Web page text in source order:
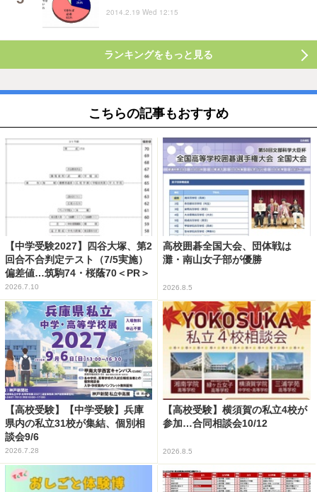
2014.2.19 Wed 12:15
ランキングをもっと見る
こちらの記事もおすすめ
【中学受験2027】四谷大塚、第2
回合不合判定テスト（7/5実施）
偏差値…筑駒74・桜蔭70＜PR＞
2026.7.10
高校囲碁全国大会、団体戦は
灘・南山女子部が優勝
2026.8.5
【高校受験】【中学受験】兵庫
県内の私立31校が集結、個別相
談会9/6
2026.7.28
【高校受験】横須賀の私立4校が
参加…合同相談会10/12
2026.8.5